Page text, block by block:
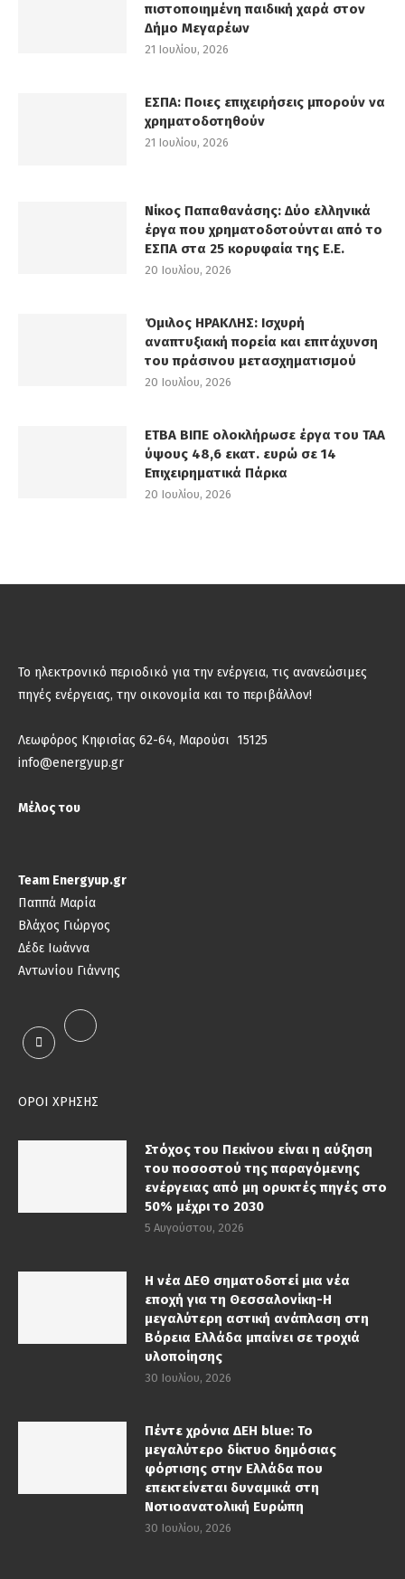
πιστοποιημένη παιδική χαρά στον
Δήμο Μεγαρέων
21 Ιουλίου, 2026
ΕΣΠΑ: Ποιες επιχειρήσεις μπορούν να
χρηματοδοτηθούν
21 Ιουλίου, 2026
Νίκος Παπαθανάσης: Δύο ελληνικά
έργα που χρηματοδοτούνται από το
ΕΣΠΑ στα 25 κορυφαία της Ε.Ε.
20 Ιουλίου, 2026
Όμιλος ΗΡΑΚΛΗΣ: Ισχυρή
αναπτυξιακή πορεία και επιτάχυνση
του πράσινου μετασχηματισμού
20 Ιουλίου, 2026
ΕΤΒΑ ΒΙΠΕ ολοκλήρωσε έργα του ΤΑΑ
ύψους 48,6 εκατ. ευρώ σε 14
Επιχειρηματικά Πάρκα
20 Ιουλίου, 2026
Το ηλεκτρονικό περιοδικό για την ενέργεια, τις ανανεώσιμες
πηγές ενέργειας, την οικονομία και το περιβάλλον!
Λεωφόρος Κηφισίας 62-64, Μαρούσι 15125
info@energyup.gr
Μέλος του
Team Energyup.gr
Παππά Μαρία
Βλάχος Γιώργος
Δέδε Ιωάννα
Αντωνίου Γιάννης
ΟΡΟΙ ΧΡΗΣΗΣ
Στόχος του Πεκίνου είναι η αύξηση
του ποσοστού της παραγόμενης
ενέργειας από μη ορυκτές πηγές στο
50% μέχρι το 2030
5 Αυγούστου, 2026
Η νέα ΔΕΘ σηματοδοτεί μια νέα
εποχή για τη Θεσσαλονίκη-Η
μεγαλύτερη αστική ανάπλαση στη
Βόρεια Ελλάδα μπαίνει σε τροχιά
υλοποίησης
30 Ιουλίου, 2026
Πέντε χρόνια ΔΕΗ blue: Το
μεγαλύτερο δίκτυο δημόσιας
φόρτισης στην Ελλάδα που
επεκτείνεται δυναμικά στη
Νοτιοανατολική Ευρώπη
30 Ιουλίου, 2026